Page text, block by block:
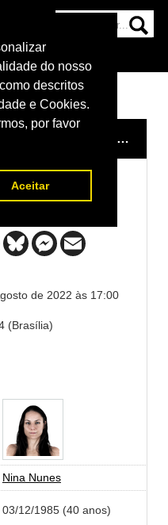
do nosso
descritos
e Cookies.
por favor
Aceitar
X CRUZ
Nunes
de 2022 às 17:00
(Brasília)
Nina Nunes
03/12/1985 (40 anos)